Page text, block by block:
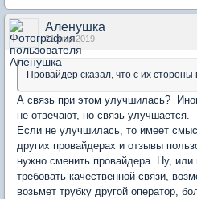
Аленушка
21 мар 2019
Провайдер сказал, что с их стороны
А связь при этом улучшилась?
не отвечают, но связь улучшается.
Если не улучшилась, то имеет
других провайдерах и отзывы
нужно сменить провайдера. Ну,
требовать качественной связи,
возьмет трубку другой оператор,